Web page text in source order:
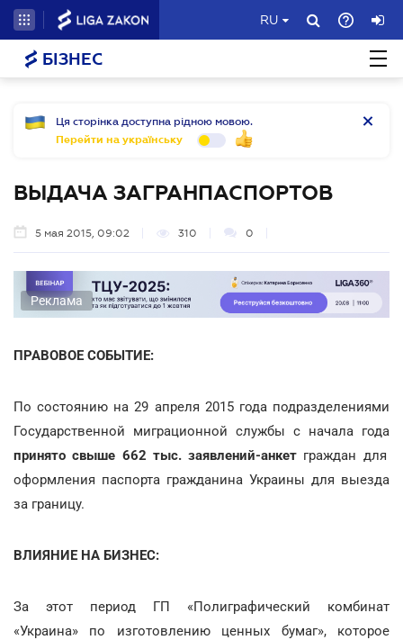
RU
БІЗНЕС
Ця сторінка доступна рідною мовою.
Перейти на українську
ВЫДАЧА ЗАГРАНПАСПОРТОВ
5 мая 2015, 09:02 310 0
Реклама
ПРАВОВОЕ СОБЫТИЕ:
По состоянию на 29 апреля 2015 года подразделениями
Государственной миграционной службы с начала года
принято свыше 662 тыс. заявлений-анкет граждан для
оформления паспорта гражданина Украины для выезда
за границу.
ВЛИЯНИЕ НА БИЗНЕС:
За этот период ГП «Полиграфический комбинат
«Украина» по изготовлению ценных бумаг», которое